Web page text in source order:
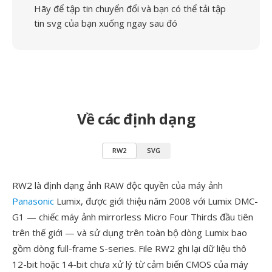
Hãy để tập tin chuyển đổi và bạn có thể tải tập
tin svg của bạn xuống ngay sau đó
Về các định dạng
RW2 SVG
RW2 là định dạng ảnh RAW độc quyền của máy ảnh
Panasonic Lumix, được giới thiệu năm 2008 với Lumix DMC-
G1 — chiếc máy ảnh mirrorless Micro Four Thirds đầu tiên
trên thế giới — và sử dụng trên toàn bộ dòng Lumix bao
gồm dòng full-frame S-series. File RW2 ghi lại dữ liệu thô
12-bit hoặc 14-bit chưa xử lý từ cảm biến CMOS của máy